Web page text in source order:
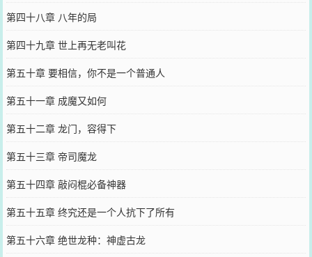
第四十八章 八年的局
第四十九章 世上再无老叫花
第五十章 要相信，你不是一个普通人
第五十一章 成魔又如何
第五十二章 龙门，容得下
第五十三章 帝司魔龙
第五十四章 敲闷棍必备神器
第五十五章 终究还是一个人抗下了所有
第五十六章 绝世龙种：神虚古龙